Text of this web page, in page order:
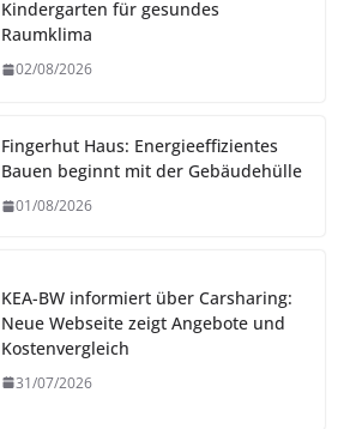
Kindergarten für gesundes
Raumklima
02/08/2026
Fingerhut Haus: Energieeffizientes
Bauen beginnt mit der Gebäudehülle
01/08/2026
KEA-BW informiert über Carsharing:
Neue Webseite zeigt Angebote und
Kostenvergleich
31/07/2026